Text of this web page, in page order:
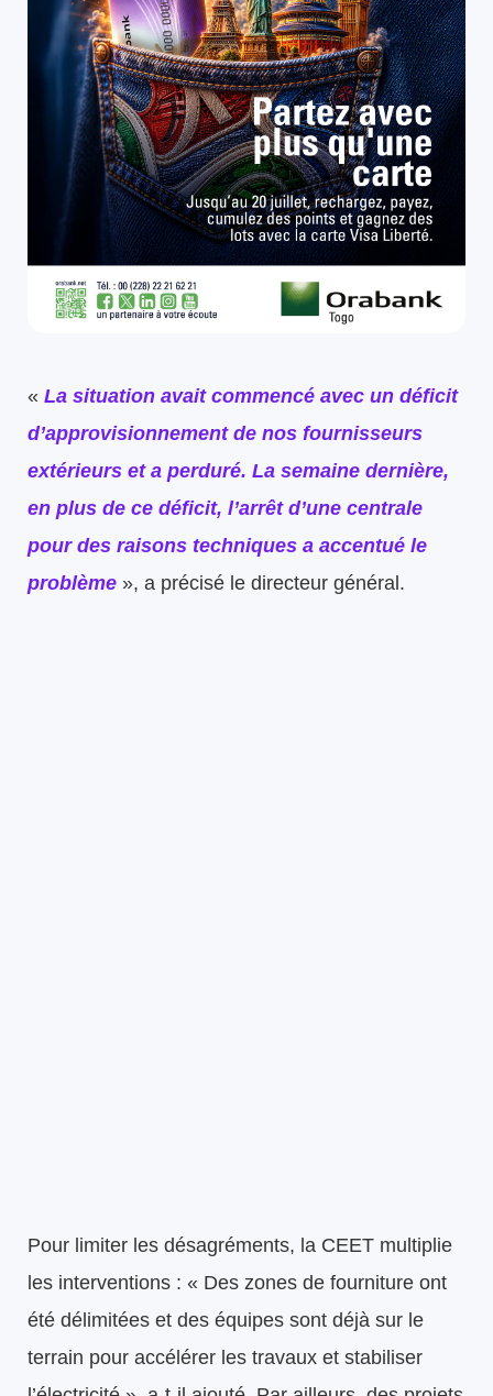
« La situation avait commencé avec un déficit
d’approvisionnement de nos fournisseurs
extérieurs et a perduré. La semaine dernière,
en plus de ce déficit, l’arrêt d’une centrale
pour des raisons techniques a accentué le
problème », a précisé le directeur général.
Pour limiter les désagréments, la CEET multiplie
les interventions : « Des zones de fourniture ont
été délimitées et des équipes sont déjà sur le
terrain pour accélérer les travaux et stabiliser